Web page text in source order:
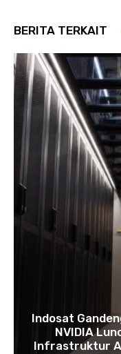
BERITA TERKAIT
Indosat
NVIDIA
Infrastruktur